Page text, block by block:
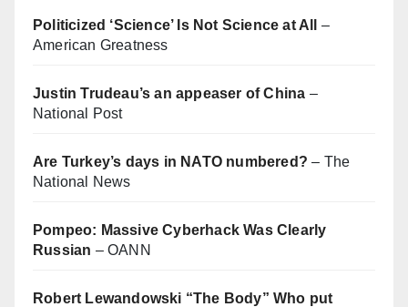
Politicized ‘Science’ Is Not Science at All
–
American Greatness
Justin Trudeau’s an appeaser of China –
National Post
Are Turkey’s days in NATO numbered? – The
National News
Pompeo: Massive Cyberhack Was Clearly
Russian – OANN
Robert Lewandowski “The Body” Who put